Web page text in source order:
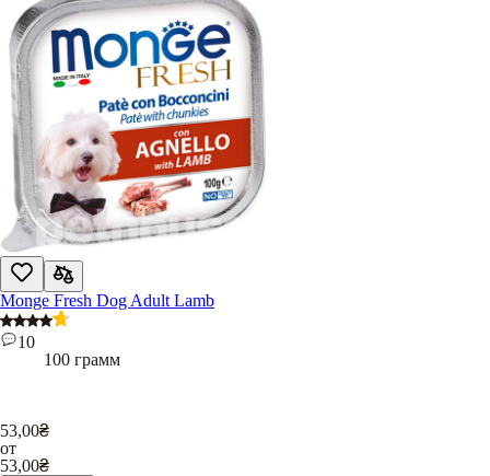
Monge Fresh Dog Adult Lamb
10
100 грамм
53,00₴
от
53,00₴